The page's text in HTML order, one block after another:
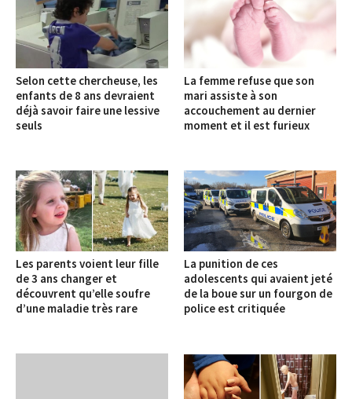
Selon cette chercheuse, les
enfants de 8 ans devraient
déjà savoir faire une lessive
seuls
La femme refuse que son
mari assiste à son
accouchement au dernier
moment et il est furieux
Les parents voient leur fille
de 3 ans changer et
découvrent qu’elle soufre
d’une maladie très rare
La punition de ces
adolescents qui avaient jeté
de la boue sur un fourgon de
police est critiquée